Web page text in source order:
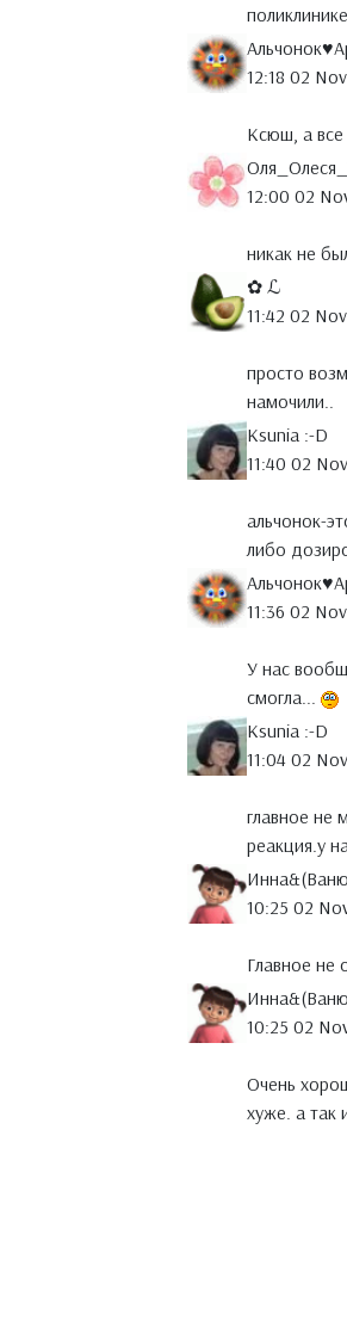
12:18 02
Ксюш, а все
12:00 02
никак не
✿ ℒ
11:42 02
просто
намочили..
Ksunia :-D
11:40 02
альчонок-
либо
11:36 02
У нас
смогла...
Ksunia :-D
11:04 02
главное не
реакция.у
10:25 02
Главное не
10:25 02
Очень
хуже. а так